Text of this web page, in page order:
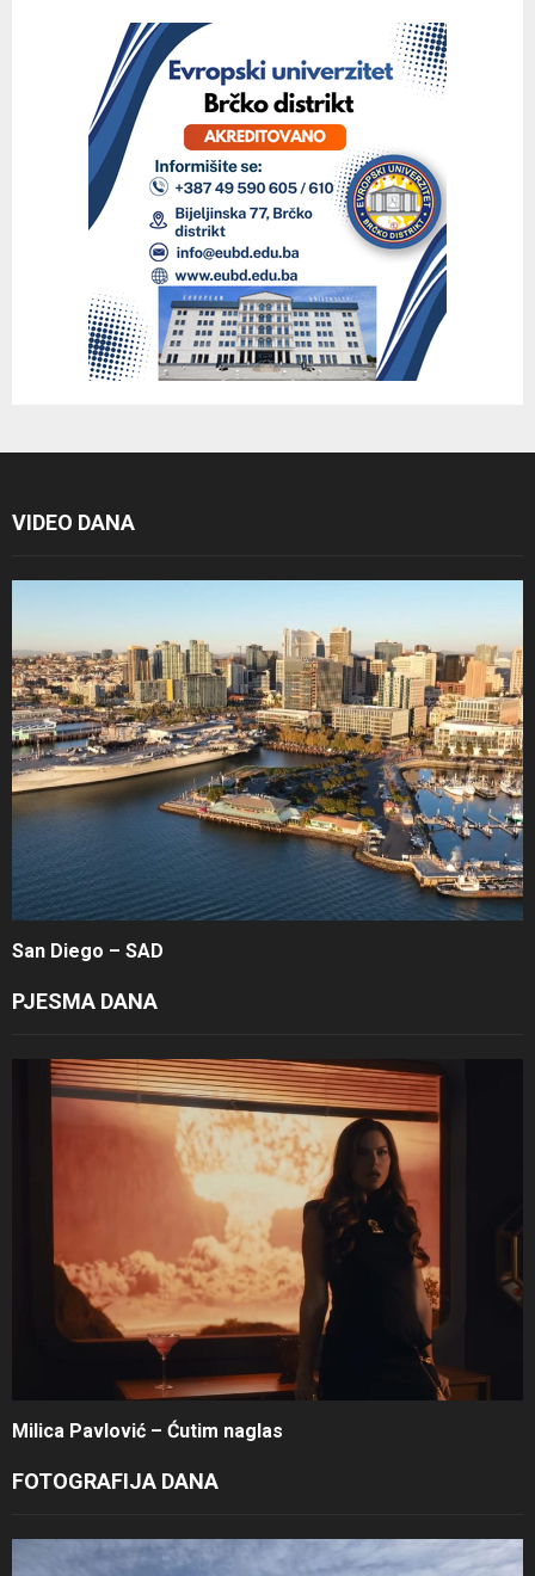
VIDEO DANA
San Diego – SAD
PJESMA DANA
Milica Pavlović – Ćutim naglas
FOTOGRAFIJA DANA